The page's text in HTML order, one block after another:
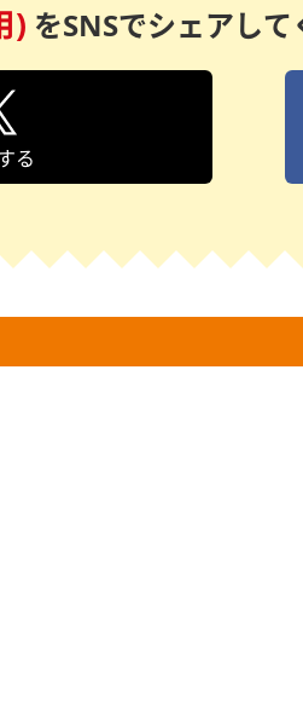
) をSNSでシェアして
る